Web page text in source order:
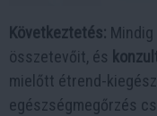
Következtetés:
összetevőit, és
mielőtt étrend-
egészségmegőrzés